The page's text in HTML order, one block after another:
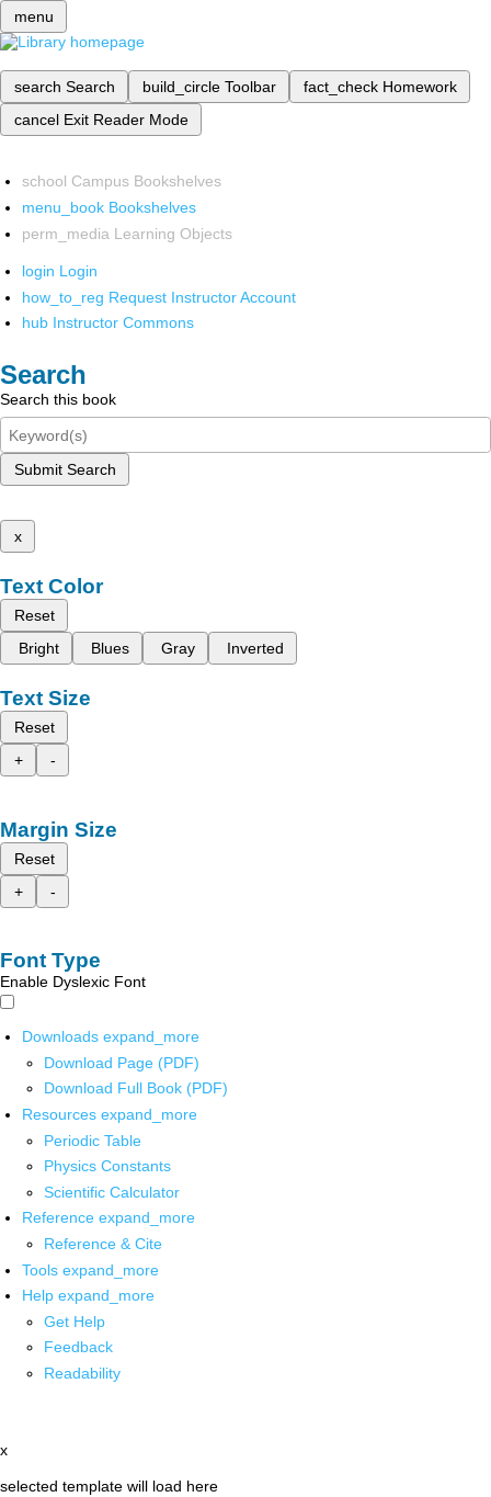
menu
search Search build_circle Toolbar fact_check Homework
cancel Exit Reader Mode
school Campus Bookshelves
menu_book Bookshelves
perm_media Learning Objects
login Login
how_to_reg Request Instructor Account
hub Instructor Commons
Search
Search this book
Submit Search
x
Text Color
Reset
Bright
Blues Gray Inverted
Text Size
Reset
+
-
Margin Size
Reset
+
-
Font Type
Enable Dyslexic Font
Downloads expand_more
Download Page (PDF)
Download Full Book (PDF)
Resources expand_more
Periodic Table
Physics Constants
Scientific Calculator
Reference expand_more
Reference & Cite
Tools expand_more
Help expand_more
Get Help
Feedback
Readability
x
selected template will load here